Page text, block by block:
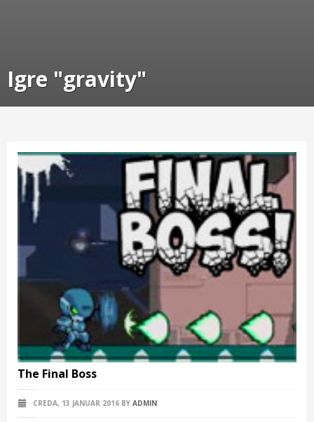
Igre "gravity"
The Final Boss
CREDA, 13 JANUAR 2016 BY ADMIN